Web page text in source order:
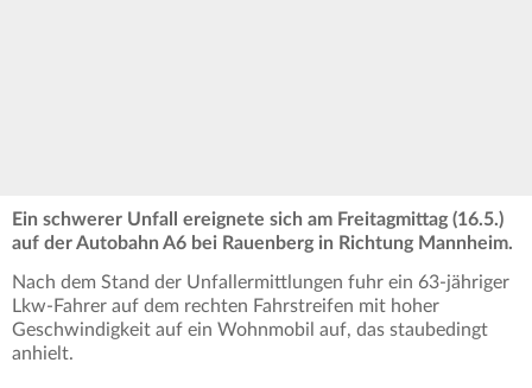
Ein schwerer Unfall ereignete sich am Freitagmittag (16.5.)
auf der Autobahn A6 bei Rauenberg in Richtung Mannheim.
Nach dem Stand der Unfallermittlungen fuhr ein 63-jähriger
Lkw-Fahrer auf dem rechten Fahrstreifen mit hoher
Geschwindigkeit auf ein Wohnmobil auf, das staubedingt
anhielt.